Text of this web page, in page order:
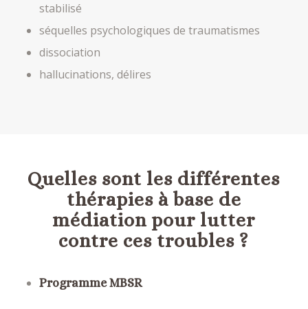
stabilisé
séquelles psychologiques de traumatismes
dissociation
hallucinations, délires
Quelles sont les différentes
thérapies à base de
médiation pour lutter
contre ces troubles ?
Programme MBSR